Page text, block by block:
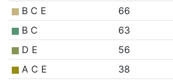
B C E
66
B C
63
D E
56
A C E
38